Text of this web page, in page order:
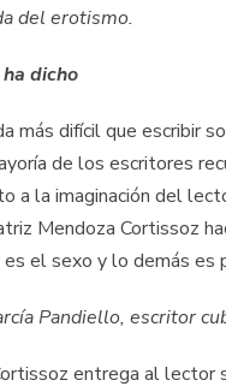
del erotismo.
dicho
más difícil que escribir
de los escritores
a la imaginación del
Mendoza Cortissoz
el sexo y lo demás es
Pandiello, escritor
entrega al lector